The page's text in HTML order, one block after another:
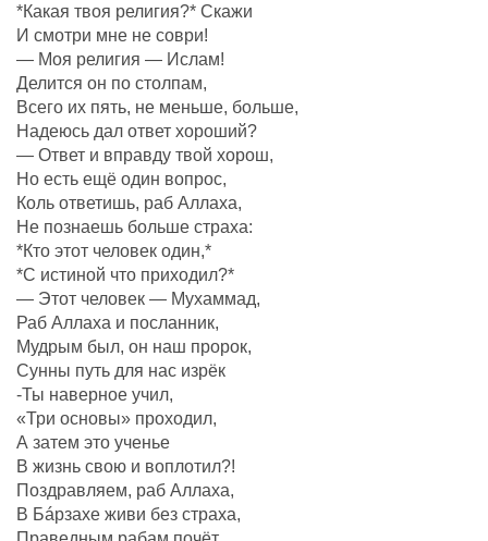
*Какая твоя религия?* Скажи
И смотри мне не соври!
— Моя религия — Ислам!
Делится он по столпам,
Всего их пять, не меньше, больше,
Надеюсь дал ответ хороший?
— Ответ и вправду твой хорош,
Но есть ещё один вопрос,
Коль ответишь, раб Аллаха,
Не познаешь больше страха:
*Кто этот человек один,*
*С истиной что приходил?*
— Этот человек — Мухаммад,
Раб Аллаха и посланник,
Мудрым был, он наш пророк,
Сунны путь для нас изрёк
-Ты наверное учил,
«Три основы» проходил,
А затем это ученье
В жизнь свою и воплотил?!
Поздравляем, раб Аллаха,
В Бáрзахе живи без страха,